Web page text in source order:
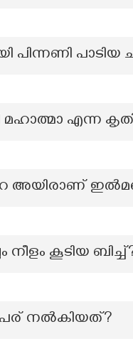
പാടിയ
മഹാത്മാ എന്ന
അയിരാണ്
നീളം കൂടിയ
നൽകിയത്?